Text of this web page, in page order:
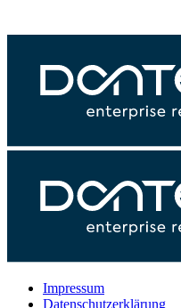
Impressum
Datenschutzerklärung